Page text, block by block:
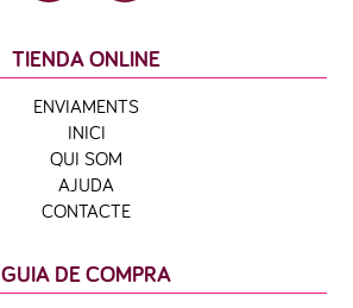
TIENDA ONLINE
ENVIAMENTS
INICI
QUI SOM
AJUDA
CONTACTE
GUIA DE COMPRA